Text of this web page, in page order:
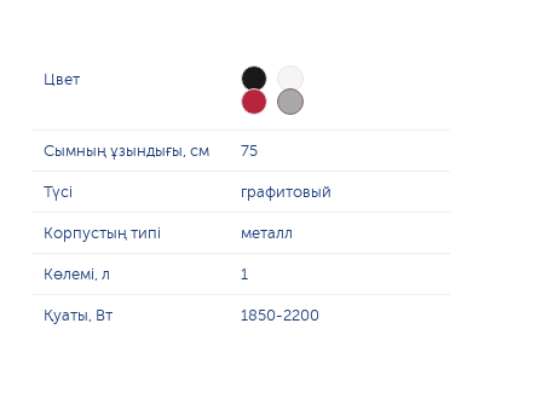
Цвет
Сымның ұзындығы, см 75
Түсі графитовый
Корпустың типі металл
Көлемі, л 1
Қуаты, Вт 1850-2200